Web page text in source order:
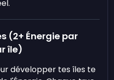
(2+ Énergie par
île)
développer tes îles te